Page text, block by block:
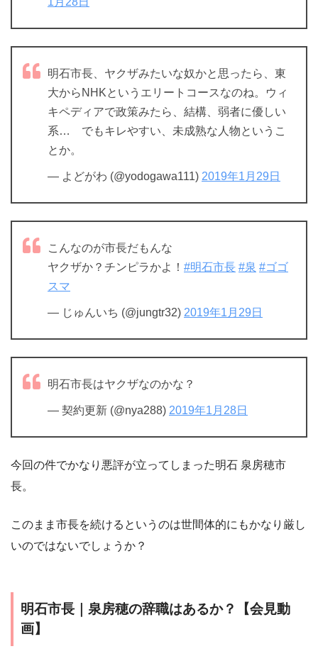
明石市長、ヤクザみたいな奴かと思ったら、東
大からNHKというエリートコースなのね。ウィ
キペディアで政策みたら、結構、弱者に優しい
系… でもキレやすい、未成熟な人物というこ
とか。
— よどがわ (@yodogawa111) 2019年1月29日
こんなのが市長だもんな
ヤクザか？チンピラかよ！ #明石市長 #泉 #ゴゴ
スマ
— じゅんいち (@jungtr32) 2019年1月29日
明石市長はヤクザなのかな？
— 契約更新 (@nya288) 2019年1月28日
今回の件でかなり悪評が立ってしまった明石 泉房穂市
長。
このまま市長を続けるというのは世間体的にもかなり厳し
いのではないでしょうか？
明石市長｜泉房穂の辞職はあるか？【会見動
画】